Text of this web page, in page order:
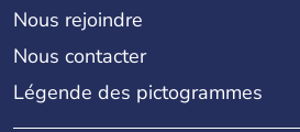
Nous rejoindre
Nous contacter
Légende des pictogrammes